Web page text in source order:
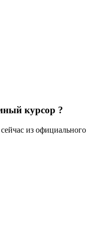
курсор ?
из официального